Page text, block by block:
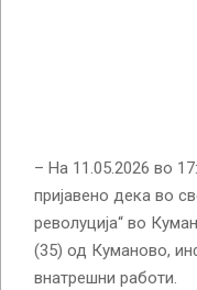
– На 11.05.2026 во
пријавено дека во
револуција“ во
(35) од Куманово,
внатрешни работи.